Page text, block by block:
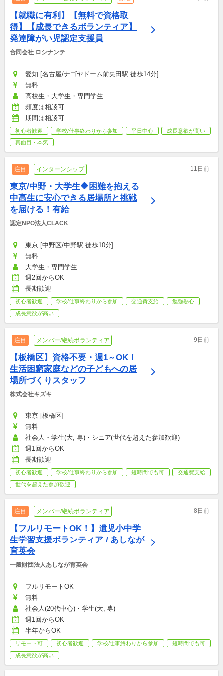
【就職に有利】【無料で資格取
得】【成長できるボランティア】
発達障がい児認定支援員
合同会社 ロシナンテ
愛知 [名古屋/ナゴヤドーム前矢田駅 徒歩14分]
無料
高校生・大学生・専門学生
頻度は相談可
期間は相談可
初心者歓迎 学校/仕事終わりから参加 平日中心
成長意欲が高い
真面目・本気
注目 インターンシップ 11日前
東京/中野・大学生🔶困難を抱える
中高生に安心できる居場所と挑戦
を届ける！有給
認定NPO法人CLACK
東京 [中野区/中野駅 徒歩10分]
無料
大学生・専門学生
週2回からOK
長期歓迎
初心者歓迎 学校/仕事終わりから参加 交通費支給
勉強熱心
成長意欲が高い
注目 メンバー/継続ボランティア 9日前
【板橋区】資格不要・週1～OK！
生活困窮家庭などの子どもへの居
場所づくりスタッフ
株式会社キズキ
東京 [板橋区]
無料
社会人・学生(大, 専)・シニア(世代を超えた参加歓迎)
週1回からOK
長期歓迎
初心者歓迎 学校/仕事終わりから参加 短時間でも可
交通費支給
世代を超えた参加歓迎
注目 メンバー/継続ボランティア 8日前
【フルリモートOK！】遺児小中学
生学習支援ボランティア / あしなが
育英会
一般財団法人あしなが育英会
フルリモートOK
無料
社会人(20代中心)・学生(大, 専)
週1回からOK
半年からOK
リモート可 初心者歓迎 学校/仕事終わりから参加
短時間でも可
成長意欲が高い